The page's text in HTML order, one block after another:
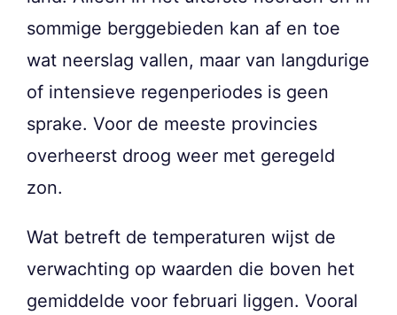
sommige berggebieden kan af en toe
wat neerslag vallen, maar van langdurige
of intensieve regenperiodes is geen
sprake. Voor de meeste provincies
overheerst droog weer met geregeld
zon.
Wat betreft de temperaturen wijst de
verwachting op waarden die boven het
gemiddelde voor februari liggen. Vooral